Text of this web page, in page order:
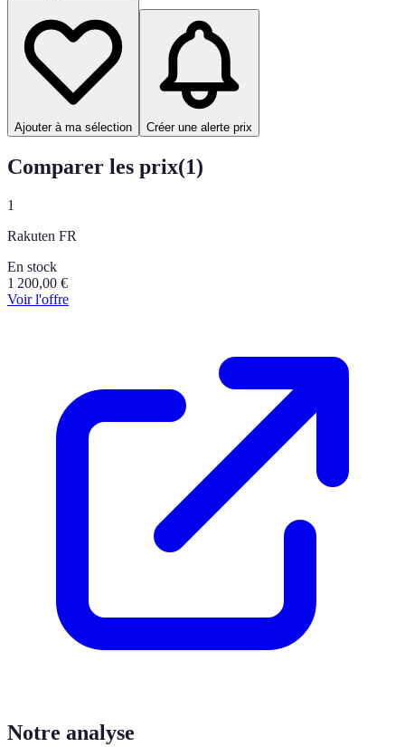
Ajouter à ma sélection Créer une alerte prix
Comparer les prix(1)
1
Rakuten FR
En stock
1 200,00 €
Voir l'offre
Notre analyse